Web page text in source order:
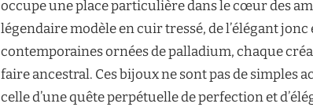
occupe une place particulière dans le cœur des
légendaire modèle en cuir tressé, de l’élégant
contemporaines ornées de palladium, chaque
faire ancestral. Ces bijoux ne sont pas de simples
celle d’une quête perpétuelle de perfection et